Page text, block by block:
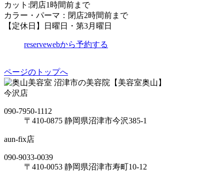
カット:閉店1時間前まで
カラー・パーマ：閉店2時間前まで
【定休日】日曜日・第3月曜日
reservewebから予約する
ページのトップへ
沼津市の美容院【美容室奥山】
今沢店
090-7950-1112
〒410-0875 静岡県沼津市今沢385-1
aun-fix店
090-9033-0039
〒410-0053 静岡県沼津市寿町10-12